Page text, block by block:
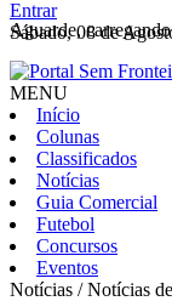
Aguarde,
Entrar
Sábado, 08 de
MENU
Início
Colunas
Classificados
Notícias
Guia Comercial
Futebol
Concursos
Eventos
Notícias / Notícias